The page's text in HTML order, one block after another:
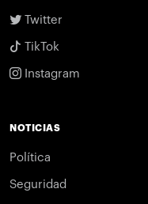
Twitter
TikTok
Instagram
NOTICIAS
Política
Seguridad